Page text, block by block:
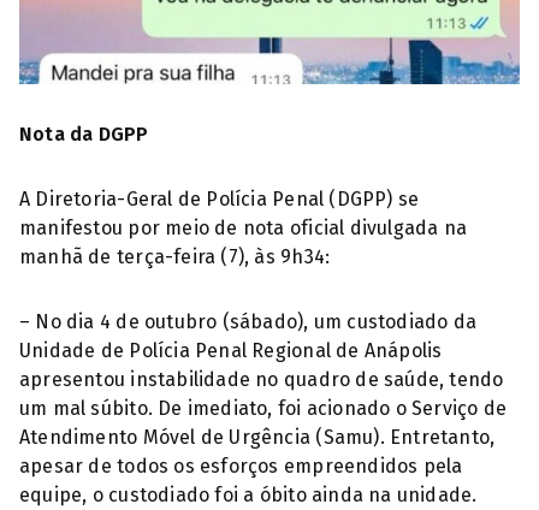
Nota da DGPP
A Diretoria-Geral de Polícia Penal (DGPP) se
manifestou por meio de nota oficial divulgada na
manhã de terça-feira (7), às 9h34:
– No dia 4 de outubro (sábado), um custodiado da
Unidade de Polícia Penal Regional de Anápolis
apresentou instabilidade no quadro de saúde, tendo
um mal súbito. De imediato, foi acionado o Serviço de
Atendimento Móvel de Urgência (Samu). Entretanto,
apesar de todos os esforços empreendidos pela
equipe, o custodiado foi a óbito ainda na unidade.